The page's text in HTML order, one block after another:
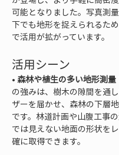
可能となりました。写真測
下でも地形を捉えられるた
で活用が拡がっています。
活用シーン
• 森林や植生の多い地形測量
の強みは、樹木の隙間を通
ザーを届かせ、森林の下層
です。林道計画や山腹工事
では見えない地面の形状を